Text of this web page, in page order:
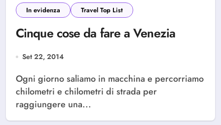
In evidenza Travel Top List
Cinque cose da fare a Venezia
Set 22, 2014
Ogni giorno saliamo in macchina e percorriamo
chilometri e chilometri di strada per
raggiungere una...